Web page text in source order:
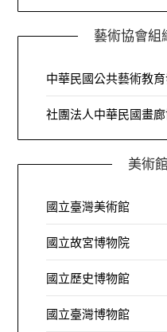
藝術協會組
中華民國公共藝術教
社團法人中華民國畫
美術
國立臺灣美術館
國立故宮博物院
國立歷史博物館
國立臺灣博物館